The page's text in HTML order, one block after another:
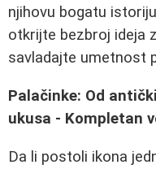
njihovu bogatu
otkrijte bezbroj ideja
savladajte umetnost
Palačinke: Od
ukusa - Kompletan
Da li postoli ikona